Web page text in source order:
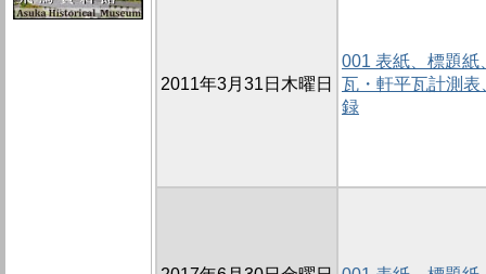
2011年3月31日木曜日
001 表紙、標題紙
瓦・軒平瓦計測
録